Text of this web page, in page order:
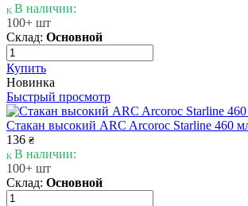
В наличии:
100+ шт
Склад: Основной
Купить
Новинка
Быстрый просмотр
Стакан высокий ARC Arcoroc Starline 460
136 ₴
В наличии:
100+ шт
Склад: Основной